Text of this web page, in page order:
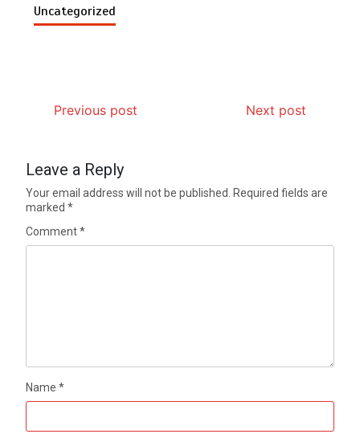
Uncategorized
Previous post Next post
Leave a Reply
Your email address will not be published. Required fields are
marked*
Comment*
Name*